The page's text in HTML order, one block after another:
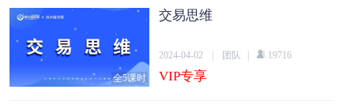
全5课时
交易思维
2024-04-02 团队 19716
VIP专享